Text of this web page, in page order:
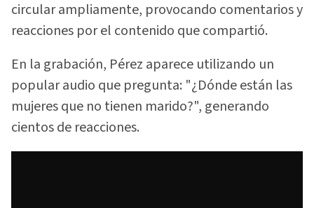
circular ampliamente, provocando comentarios y
reacciones por el contenido que compartió.
En la grabación, Pérez aparece utilizando un
popular audio que pregunta: "¿Dónde están las
mujeres que no tienen marido?", generando
cientos de reacciones.